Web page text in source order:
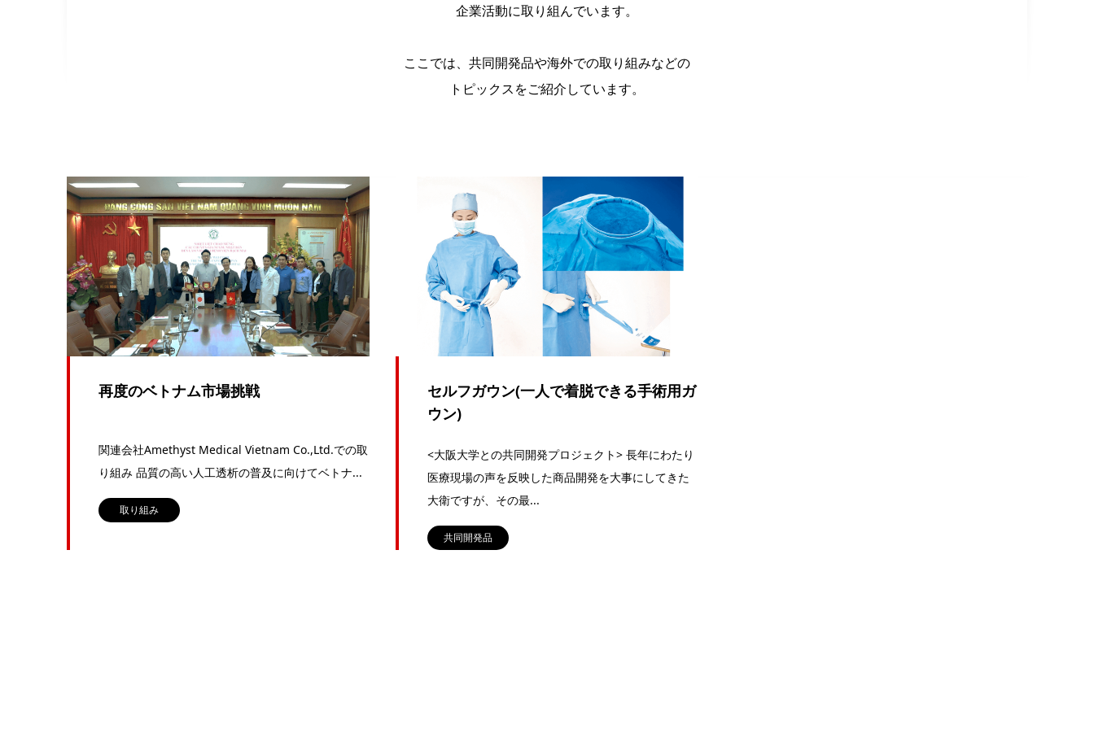
企業活動に取り組んでいます。
ここでは、共同開発品や海外での取り組みなどの
トピックスをご紹介しています。
再度のベトナム市場挑戦
関連会社Amethyst Medical Vietnam Co.,Ltd.での取
り組み 品質の高い人工透析の普及に向けてベトナ...
取り組み
セルフガウン(一人で着脱できる手術用ガ
ウン)
<大阪大学との共同開発プロジェクト> 長年にわたり
医療現場の声を反映した商品開発を大事にしてきた
大衛ですが、その最...
共同開発品